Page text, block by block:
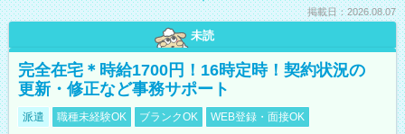
掲載日：2026.08.07
未読
完全在宅＊時給1700円！16時定時！契約状況の
更新・修正など事務サポート
派遣 職種未経験OK ブランクOK WEB登録・面接OK